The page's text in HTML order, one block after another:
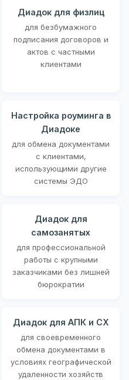
Диадок для физлиц
для безбумажного
подписания договоров и
актов с частными
клиентами
Настройка роуминга в
Диадоке
для обмена документами
с клиентами,
использующими другие
системы ЭДО
Диадок для
самозанятых
для профессиональной
работы с крупными
заказчиками без лишней
бюрократии
Диадок для АПК и СХ
для своевременного
обмена документами в
условиях географической
удаленности хозяйств